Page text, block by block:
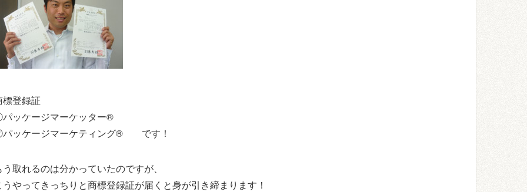
標登録証
ッケージマーケッター®
ッケージマーケティング® です！
う取れるのは分かっていたのですが、
うやってきっちりと商標登録証が届くと身が引き締まります！